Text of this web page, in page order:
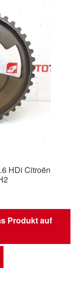
HDi Citroën
Produkt auf